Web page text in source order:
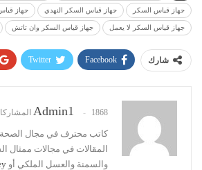
جهاز قياس السكر جهاز قياس السكر النهدي جهاز
جهاز قياس السكر لا يعمل جهاز قياس السكر وان تاتش
شارك Facebook
Twitter
Admin1 1868 المشاركات
كاتب محترف في مجال الصحة
المقالات في مجالات ممثال
والسمنة والعسل الملكي أو